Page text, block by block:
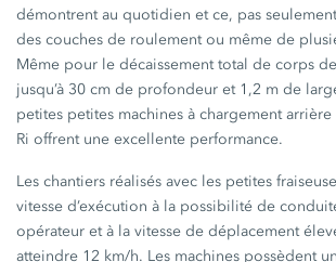
démontrent au quotidien et ce, pas
des couches de roulement ou même de
Même pour le décaissement total de corps
jusqu’à 30 cm de profondeur et 1,2 m de
petites petites machines à chargement
Ri offrent une excellente performance.
Les chantiers réalisés avec les petites
vitesse d’exécution à la possibilité de
opérateur et à la vitesse de déplacement
atteindre 12 km/h. Les machines possèdent